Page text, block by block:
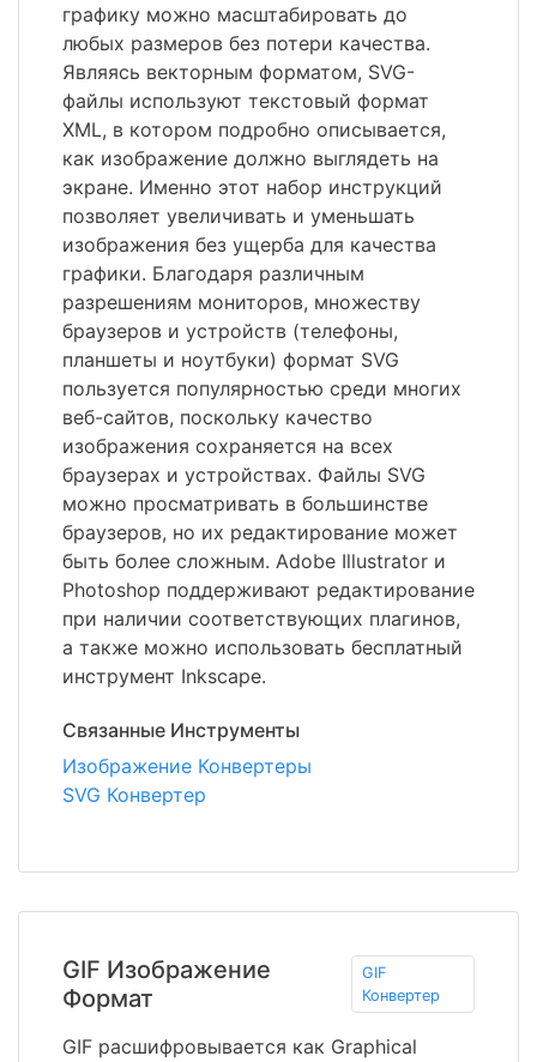
графику можно масштабировать до
любых размеров без потери качества.
Являясь векторным форматом, SVG-
файлы используют текстовый формат
XML, в котором подробно описывается,
как изображение должно выглядеть на
экране. Именно этот набор инструкций
позволяет увеличивать и уменьшать
изображения без ущерба для качества
графики. Благодаря различным
разрешениям мониторов, множеству
браузеров и устройств (телефоны,
планшеты и ноутбуки) формат SVG
пользуется популярностью среди многих
веб-сайтов, поскольку качество
изображения сохраняется на всех
браузерах и устройствах. Файлы SVG
можно просматривать в большинстве
браузеров, но их редактирование может
быть более сложным. Adobe Illustrator и
Photoshop поддерживают редактирование
при наличии соответствующих плагинов,
а также можно использовать бесплатный
инструмент Inkscape.
Связанные Инструменты
Изображение Конвертеры
SVG Конвертер
GIF Изображение
Формат
GIF
Конвертер
GIF расшифровывается как Graphical